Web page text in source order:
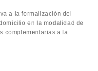
a la formalización del
en la modalidad de
complementarias a la